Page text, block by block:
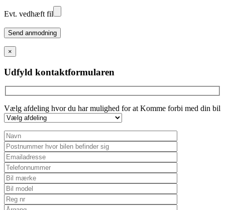
Evt. vedhæft fil
Please
leave
this
field
empty.
×
Udfyld kontaktformularen
Vælg afdeling hvor du har mulighed for at Komme forbi med din bil